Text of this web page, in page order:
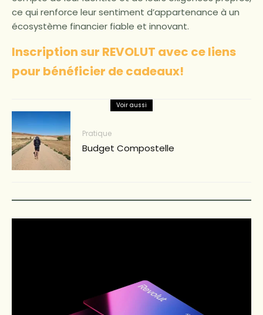
ce qui renforce leur sentiment d’appartenance à un
écosystème financier fiable et innovant.
Inscription sur REVOLUT avec ce liens
pour bénéficier de cadeaux!
Voir aussi
Pratique
Budget Compostelle